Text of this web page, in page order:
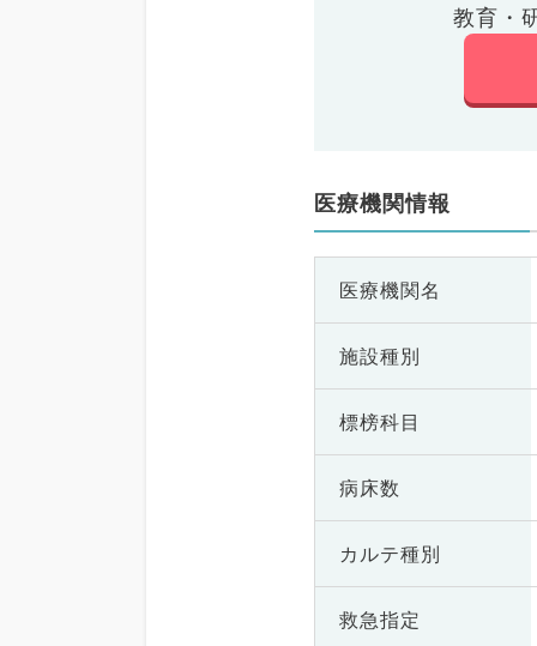
教育・
医療機関情報
医療機関名
施設種別
標榜科目
病床数
カルテ種別
救急指定